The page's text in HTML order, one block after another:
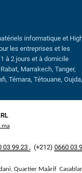
informatique et
les entreprises et les
à 2 jours et à domicile
Marrakech, Tanger,
Témara, Tétouane, Oujda,
03 99 23 , (+212) 0660 03
Quartier Maârif